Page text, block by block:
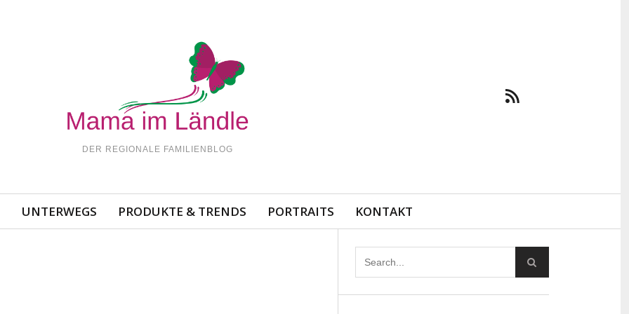
DER REGIONALE FAMILIENBLOG
UNTERWEGS PRODUKTE & TRENDS PORTRAITS KONTAKT